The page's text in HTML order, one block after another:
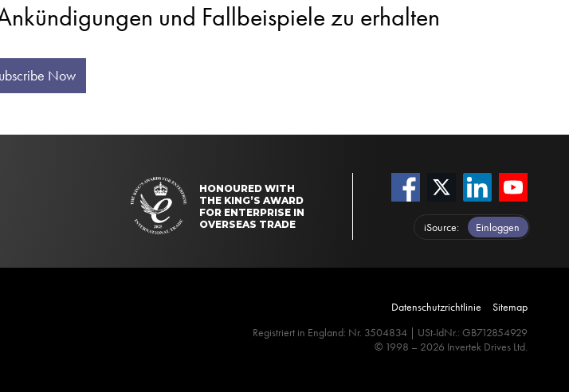
und Fallbeispiele zu erhalten
Now
HONOURED WITH
THE KING’S AWARD
FOR ENTERPRISE IN
OVERSEAS TRADE
iSource Einloggen
Datenschutzrichtlinie
Sitemap
Registriert in England: Nr. 3504834 | USt-IdNr.: GB712854929
© 1998 – 2026 Invertek Drives Ltd.